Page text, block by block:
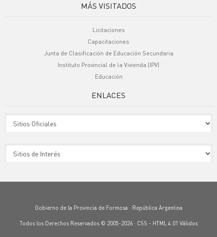
MÁS VISITADOS
Licitaciones
Capacitaciones
Junta de Clasificación de Educación Secundaria
Instituto Provincial de la Vivienda (IPV)
Educación
ENLACES
Gobierno de la Provincia de Formosa · República Argentina
Todos los Derechos Reservados © 2005-2026 · CSS - HTML 4.01 Válidos